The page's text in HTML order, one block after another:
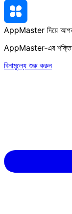
AppMaster দিয়ে
AppMaster-এর শক্তি
বিনামূল্যে শুরু করুন